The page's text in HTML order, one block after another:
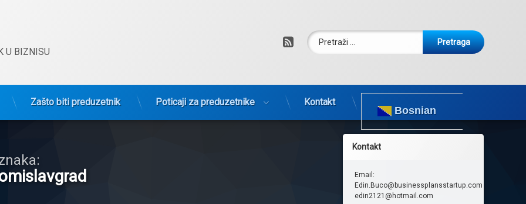
U BIZNISU
RSSPretraga:
Zašto biti preduzetnik Poticaji za preduzetnike Kontakt
Bosnian
Kontakt
Email:
Edin.Buco@businessplansstartup.com
edin2121@hotmail.com